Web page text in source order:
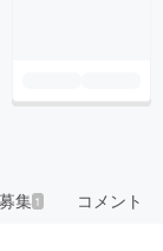
集 1 コメント